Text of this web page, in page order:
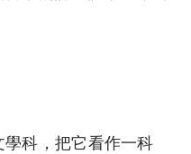
科，把它看作一科